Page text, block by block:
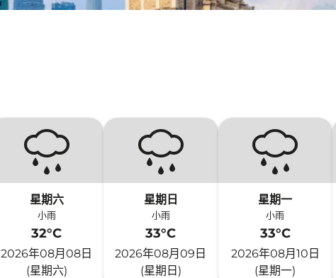
星期六
小雨
32°C
2026年08月08日
(星期六)
星期日
小雨
33°C
2026年08月09日
(星期日)
星期一
小雨
33°C
2026年08月10日
(星期一)